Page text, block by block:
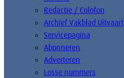
Redactie / Colofon
Archief Vakblad Uitvaart
Servicepagina
Abonneren
Adverteren
Losse nummers